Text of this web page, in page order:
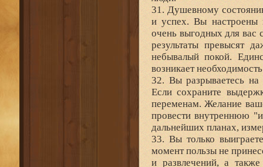
31. Душевному
и успех. Вы настроены
очень выгодных для вас
результаты превысят
небывалый покой.
возникает
32. Вы разрываетесь на
Если сохраните
переменам. Желание
провести внутреннюю
дальнейших планах,
33. Вы только
момент пользы не
и развлечений, а